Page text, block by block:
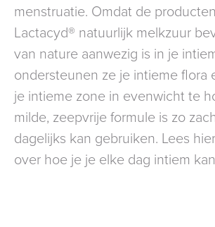
menstruatie. Omdat de
Lactacyd® natuurlijk melkzuur
van nature aanwezig is in je
ondersteunen ze je intieme flora
je intieme zone in evenwicht te
milde, zeepvrije formule is zo
dagelijks kan gebruiken. Lees
over hoe je je elke dag intiem